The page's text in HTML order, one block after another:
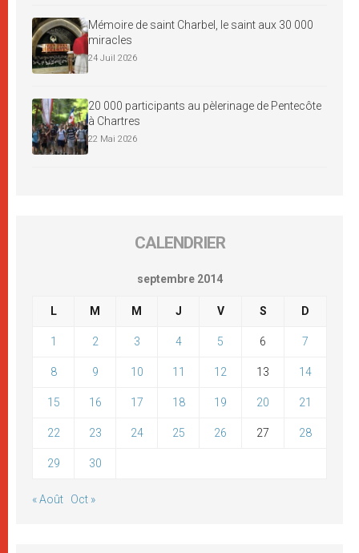
Mémoire de saint Charbel, le saint aux 30 000
miracles
24 Juil 2026
20 000 participants au pèlerinage de Pentecôte
à Chartres
22 Mai 2026
CALENDRIER
septembre 2014
L M M J V S D
1 2 3 4 5 6 7
8 9 10 11 12 13 14
15 16 17 18 19 20 21
22 23 24 25 26 27 28
29 30
« Août Oct »